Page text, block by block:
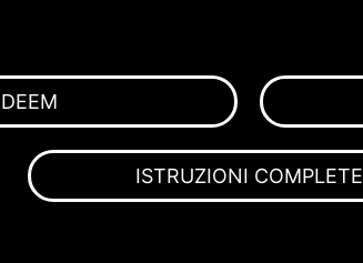
ISTRUZIONI COMPLETE